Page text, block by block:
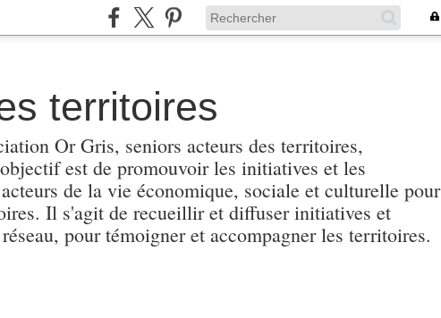
territoires
Or Gris, seniors acteurs des territoires,
est de promouvoir les initiatives et les
de la vie économique, sociale et culturelle pour
Il s'agit de recueillir et diffuser initiatives et
pour témoigner et accompagner les territoires.